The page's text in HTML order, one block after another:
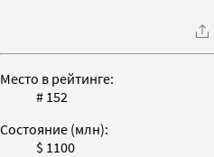
Место в рейтинге:
# 152
Состояние (млн):
$ 1100